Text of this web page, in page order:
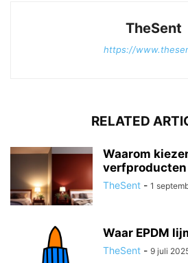
TheSent
https://
RELATED
Waarom
TheSent - 1
Waar EPDM
TheSent - 9 juli